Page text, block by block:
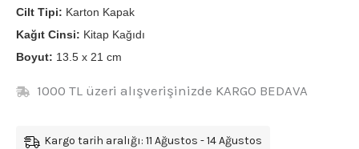
Cilt Tipi: Karton Kapak
Kağıt Cinsi: Kitap Kağıdı
Boyut: 13.5 x 21 cm
1000 TL üzeri alışverişinizde KARGO BEDAVA
Kargo tarih aralığı: 11 Ağustos - 14 Ağustos